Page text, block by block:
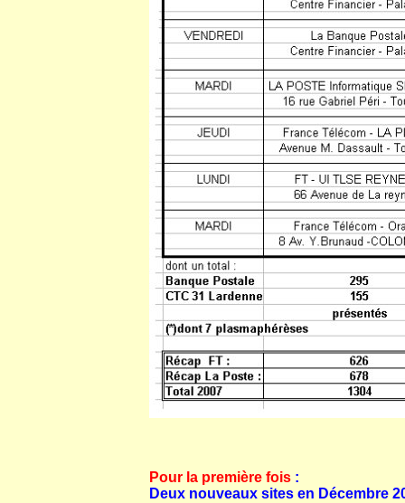
Pour la première fois :
Deux nouveaux sites en Décembre